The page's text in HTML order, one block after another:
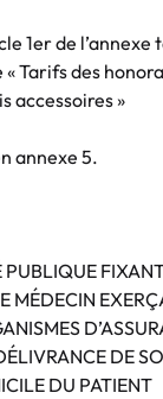
1er de
Tarifs des
accessoires »
annexe 5.
MÉDECIN
DE
DU PATIENT